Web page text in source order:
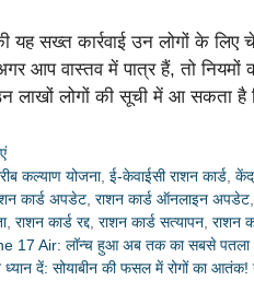
यह सख्त कार्रवाई उन लोगों के लिए
आप वास्तव में पात्र हैं, तो
लाखों लोगों की सूची में आ सकता है
कल्याण योजना,ई-केवाईसी राशन कार्ड ,
कार्ड अपडेट राशन कार्ड ऑनलाइन अपडेट
, राशन कार्ड रद्द राशन कार्ड सत्यापन राशन
17 Air: लॉन्च हुआ अब तक का सबसे पतला
ध्यान दें: सोयाबीन की फसल में रोगों का